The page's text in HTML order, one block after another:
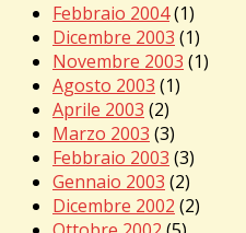
Febbraio 2004(1)
Dicembre 2003 (1)
Novembre 2003 (1)
Agosto 2003 (1)
Aprile 2003 (2)
Marzo 2003 (3)
Febbraio 2003 (3)
Gennaio 2003 (2)
Dicembre 2002 (2)